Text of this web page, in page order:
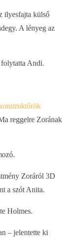
ilyesfajta külső
A lényeg az
Andi.
reggelre Zorának
Zoráról 3D
a szót Anita.
Holmes.
– jelentette ki